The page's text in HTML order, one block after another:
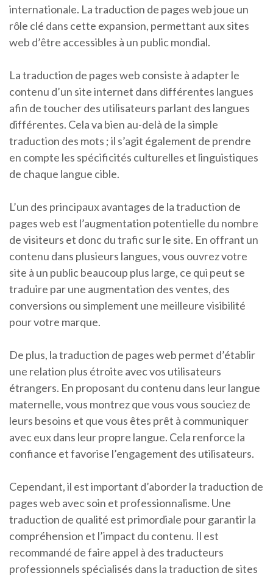
internationale. La traduction de pages web joue un
rôle clé dans cette expansion, permettant aux sites
web d’être accessibles à un public mondial.
La traduction de pages web consiste à adapter le
contenu d’un site internet dans différentes langues
afin de toucher des utilisateurs parlant des langues
différentes. Cela va bien au-delà de la simple
traduction des mots ; il s’agit également de prendre
en compte les spécificités culturelles et linguistiques
de chaque langue cible.
L’un des principaux avantages de la traduction de
pages web est l’augmentation potentielle du nombre
de visiteurs et donc du trafic sur le site. En offrant un
contenu dans plusieurs langues, vous ouvrez votre
site à un public beaucoup plus large, ce qui peut se
traduire par une augmentation des ventes, des
conversions ou simplement une meilleure visibilité
pour votre marque.
De plus, la traduction de pages web permet d’établir
une relation plus étroite avec vos utilisateurs
étrangers. En proposant du contenu dans leur langue
maternelle, vous montrez que vous vous souciez de
leurs besoins et que vous êtes prêt à communiquer
avec eux dans leur propre langue. Cela renforce la
confiance et favorise l’engagement des utilisateurs.
Cependant, il est important d’aborder la traduction de
pages web avec soin et professionnalisme. Une
traduction de qualité est primordiale pour garantir la
compréhension et l’impact du contenu. Il est
recommandé de faire appel à des traducteurs
professionnels spécialisés dans la traduction de sites